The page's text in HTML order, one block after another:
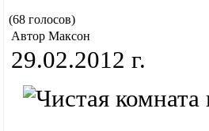
(68 голосов)
Автор Максон
29.02.2012 г.